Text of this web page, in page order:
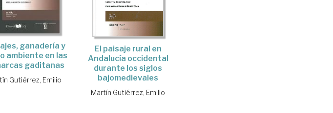
ganadería y
ambiente en las
gaditanas
Gutiérrez, Emilio
El paisaje rural en
Andalucía occidental
durante los siglos
bajomedievales
Martín Gutiérrez, Emilio